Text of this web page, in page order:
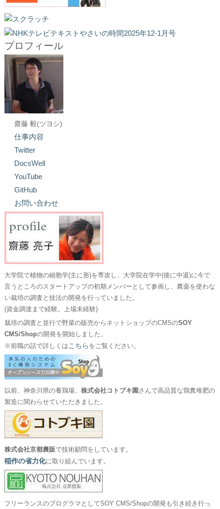
プロフィール
齋藤 毅(ツヨシ)
仕事内容
Twitter
DocsWell
YouTube
GitHub
お問い合わせ
大学院で植物の細胞学(主に形)を専攻し、大学院在学中(後に中退)に今で
言うところのスタートアップの初期メンバーとして参画し、農薬を使わな
い栽培の調査と技法の開発を行っていました。
(資金調達まで経験。上場未経験)
栽培の調査と並行で野菜の販売からネットショップのCMSのSOY
CMS/Shopの開発を開始しました。
※前職の話で詳しくはこちら をご覧ください。
以前、神奈川県の養鶏場、 株式会社コトブキ園 さんで高品質な鶏糞堆肥の
製造に関わらせていただきました。
株式会社京都農販で技術顧問をしています。
稲作の省力化に取り組んでいます。
フリーランスのプログラマとしてSOY CMS/Shopの開発も引き続き行っ